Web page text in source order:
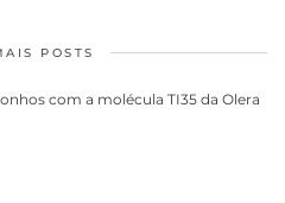
POSTS
com a molécula TI35 da Olera